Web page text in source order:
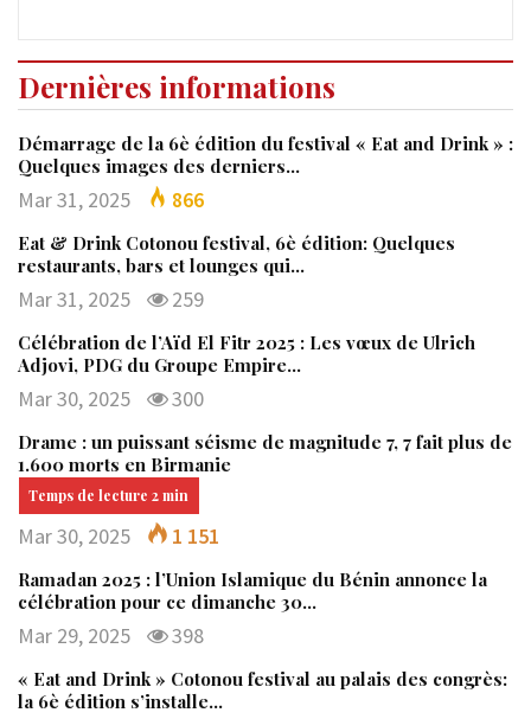
Dernières informations
Démarrage de la 6è édition du festival « Eat and Drink » :
Quelques images des derniers…
Mar 31, 2025 866
Eat & Drink Cotonou festival, 6è édition: Quelques
restaurants, bars et lounges qui…
Mar 31, 2025 259
Célébration de l’Aïd El Fitr 2025 : Les vœux de Ulrich
Adjovi, PDG du Groupe Empire…
Mar 30, 2025 300
Drame : un puissant séisme de magnitude 7, 7 fait plus de
1.600 morts en Birmanie
Mar 30, 2025 1 151
Ramadan 2025 : l’Union Islamique du Bénin annonce la
célébration pour ce dimanche 30…
Mar 29, 2025 398
« Eat and Drink » Cotonou festival au palais des congrès:
la 6è édition s’installe…